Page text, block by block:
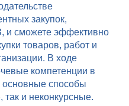
закупок,
и сможете эффективно
товаров, работ и
В ходе
компетенции в
основные способы
так и неконкурсные.